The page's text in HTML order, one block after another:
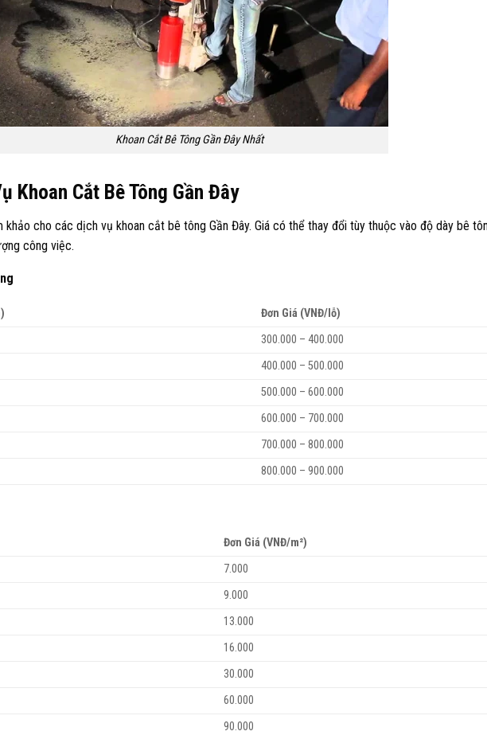
Khoan Cắt Bê Tông Gần Đây Nhất
Khoan Cắt Bê Tông Gần Đây
khảo cho các dịch vụ khoan cắt bê tông Gần Đây. Giá có thể thay đổi tùy thuộc vào độ dày bê
công việc.​
Đơn Giá (VNĐ/lỗ)
300.000 – 400.000
400.000 – 500.000
500.000 – 600.000
600.000 – 700.000
700.000 – 800.000
800.000 – 900.000
Đơn Giá (VNĐ/m²)
7.000
9.000
13.000
16.000
30.000
60.000
90.000